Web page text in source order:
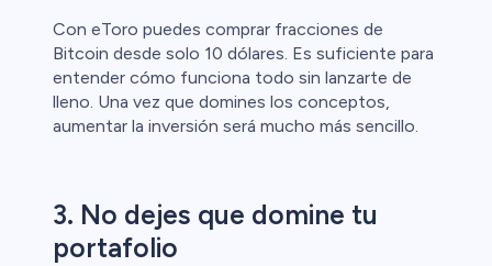
Con eToro puedes comprar fracciones de
Bitcoin desde solo 10 dólares. Es suficiente para
entender cómo funciona todo sin lanzarte de
lleno. Una vez que domines los conceptos,
aumentar la inversión será mucho más sencillo.
3. No dejes que domine tu
portafolio